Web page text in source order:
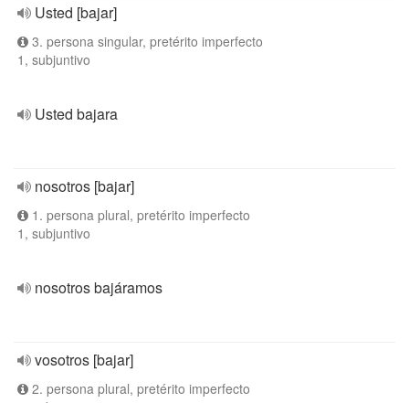
Usted [bajar]
3. persona singular, pretérito imperfecto
1, subjuntivo
Usted bajara
nosotros [bajar]
1. persona plural, pretérito imperfecto
1, subjuntivo
nosotros bajáramos
vosotros [bajar]
2. persona plural, pretérito imperfecto